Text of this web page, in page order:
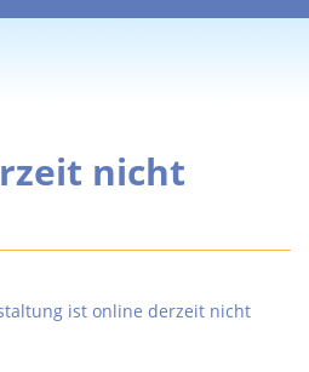
nicht
ist online derzeit nicht